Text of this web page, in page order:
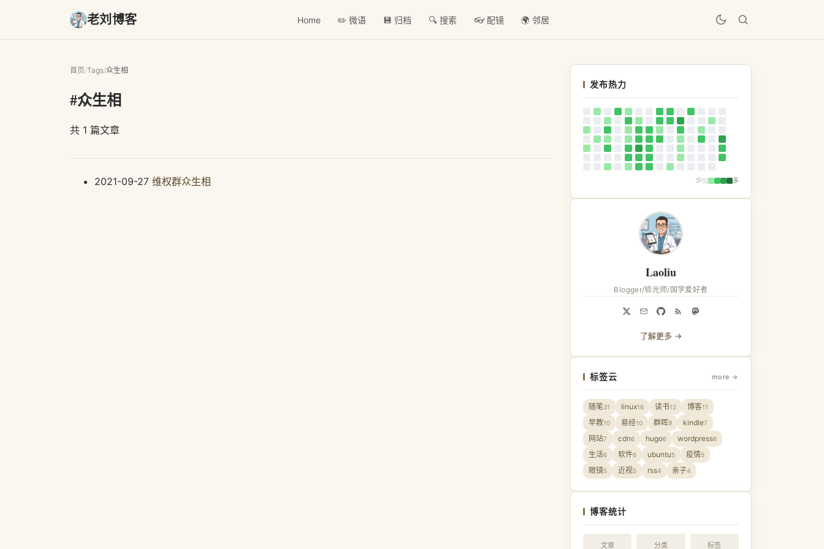
老刘博客 Home ✏️ 微语 💾 归档 🔍 搜索 👓 配镜 🌍 邻居
首页/Tags/众生相
#众生相
共 1 篇文章
2021-09-27 维权群众生相
发布热力
少 多
Laoliu
Blogger/验光师/国学爱好者
了解更多 →
标签云 more →
随笔31 linux16 读书12 博客11
早教10 易经10 群晖9 kindle7
网站7 cdn6 hugo6 wordpress6
生活6 软件6 ubuntu5 疫情5
眼镜5 近视5 rss4 亲子4
博客统计
文章 分类 标签